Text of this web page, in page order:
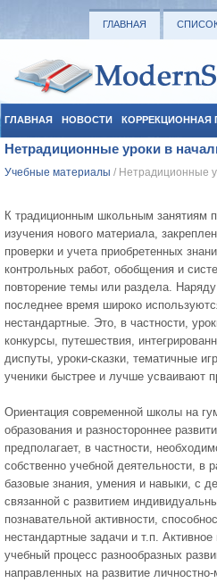
ГЛАВНАЯ
ГЛАВНАЯ НОВОСТИ КОРРЕКЦИОННАЯ
СОЦИАЛЬНАЯ ПЕДАГОГИКА УЧЕБНЫЕ
Нетрадиционные уроки в
Учебные материалы / Нетрадиционные
К традиционным школьным занятиям
изучения нового материала,
проверки и учета приобретенных
контрольных работ, обобщения и
повторение темы или раздела.
последнее время широко
нестандартные. Это, в частности,
конкурсы, путешествия,
диспуты, уроки-сказки, тематичные
ученики быстрее и лучше усваивают
Ориентация современной школы на
образования и разностороннее
предполагает, в частности,
собственно учебной деятельности, в
базовые знания, умения и навыки, с
связанной с развитием
познавательной активности,
нестандартные задачи и т.п.
учебный процесс разнообразных
направленных на развитие